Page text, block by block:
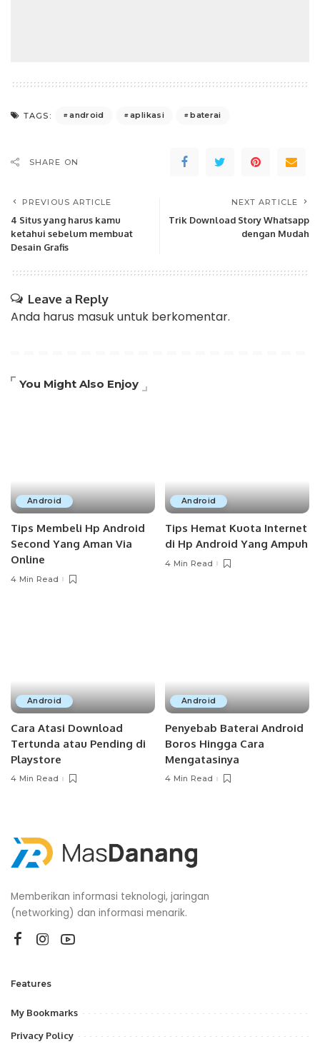
TAGS: android aplikasi baterai
SHARE ON
PREVIOUS ARTICLE
4 Situs yang harus kamu
ketahui sebelum membuat
Desain Grafis
NEXT ARTICLE
Trik Download Story Whatsapp
dengan Mudah
Leave a Reply
Anda harus masukuntuk berkomentar.
You Might Also Enjoy
Android
Tips Membeli Hp Android
Second Yang Aman Via
Online
4 Min Read
Android
Tips Hemat Kuota Internet
di Hp Android Yang Ampuh
4 Min Read
Android
Cara Atasi Download
Tertunda atau Pending di
Playstore
4 Min Read
Android
Penyebab Baterai Android
Boros Hingga Cara
Mengatasinya
4 Min Read
Memberikan informasi teknologi, jaringan
(networking) dan informasi menarik.
Features
My Bookmarks
Privacy Policy